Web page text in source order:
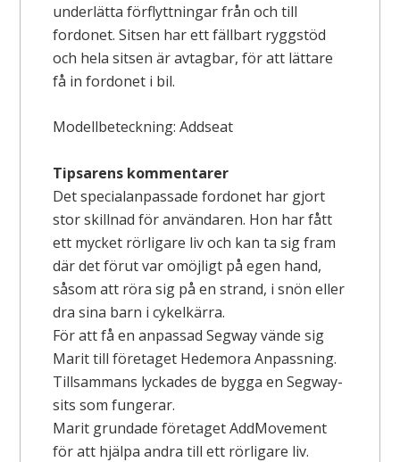
underlätta förflyttningar från och till
fordonet. Sitsen har ett fällbart ryggstöd
och hela sitsen är avtagbar, för att lättare
få in fordonet i bil.
Modellbeteckning: Addseat
Tipsarens kommentarer
Det specialanpassade fordonet har gjort
stor skillnad för användaren. Hon har fått
ett mycket rörligare liv och kan ta sig fram
där det förut var omöjligt på egen hand,
såsom att röra sig på en strand, i snön eller
dra sina barn i cykelkärra.
För att få en anpassad Segway vände sig
Marit till företaget Hedemora Anpassning.
Tillsammans lyckades de bygga en Segway-
sits som fungerar.
Marit grundade företaget AddMovement
för att hjälpa andra till ett rörligare liv.